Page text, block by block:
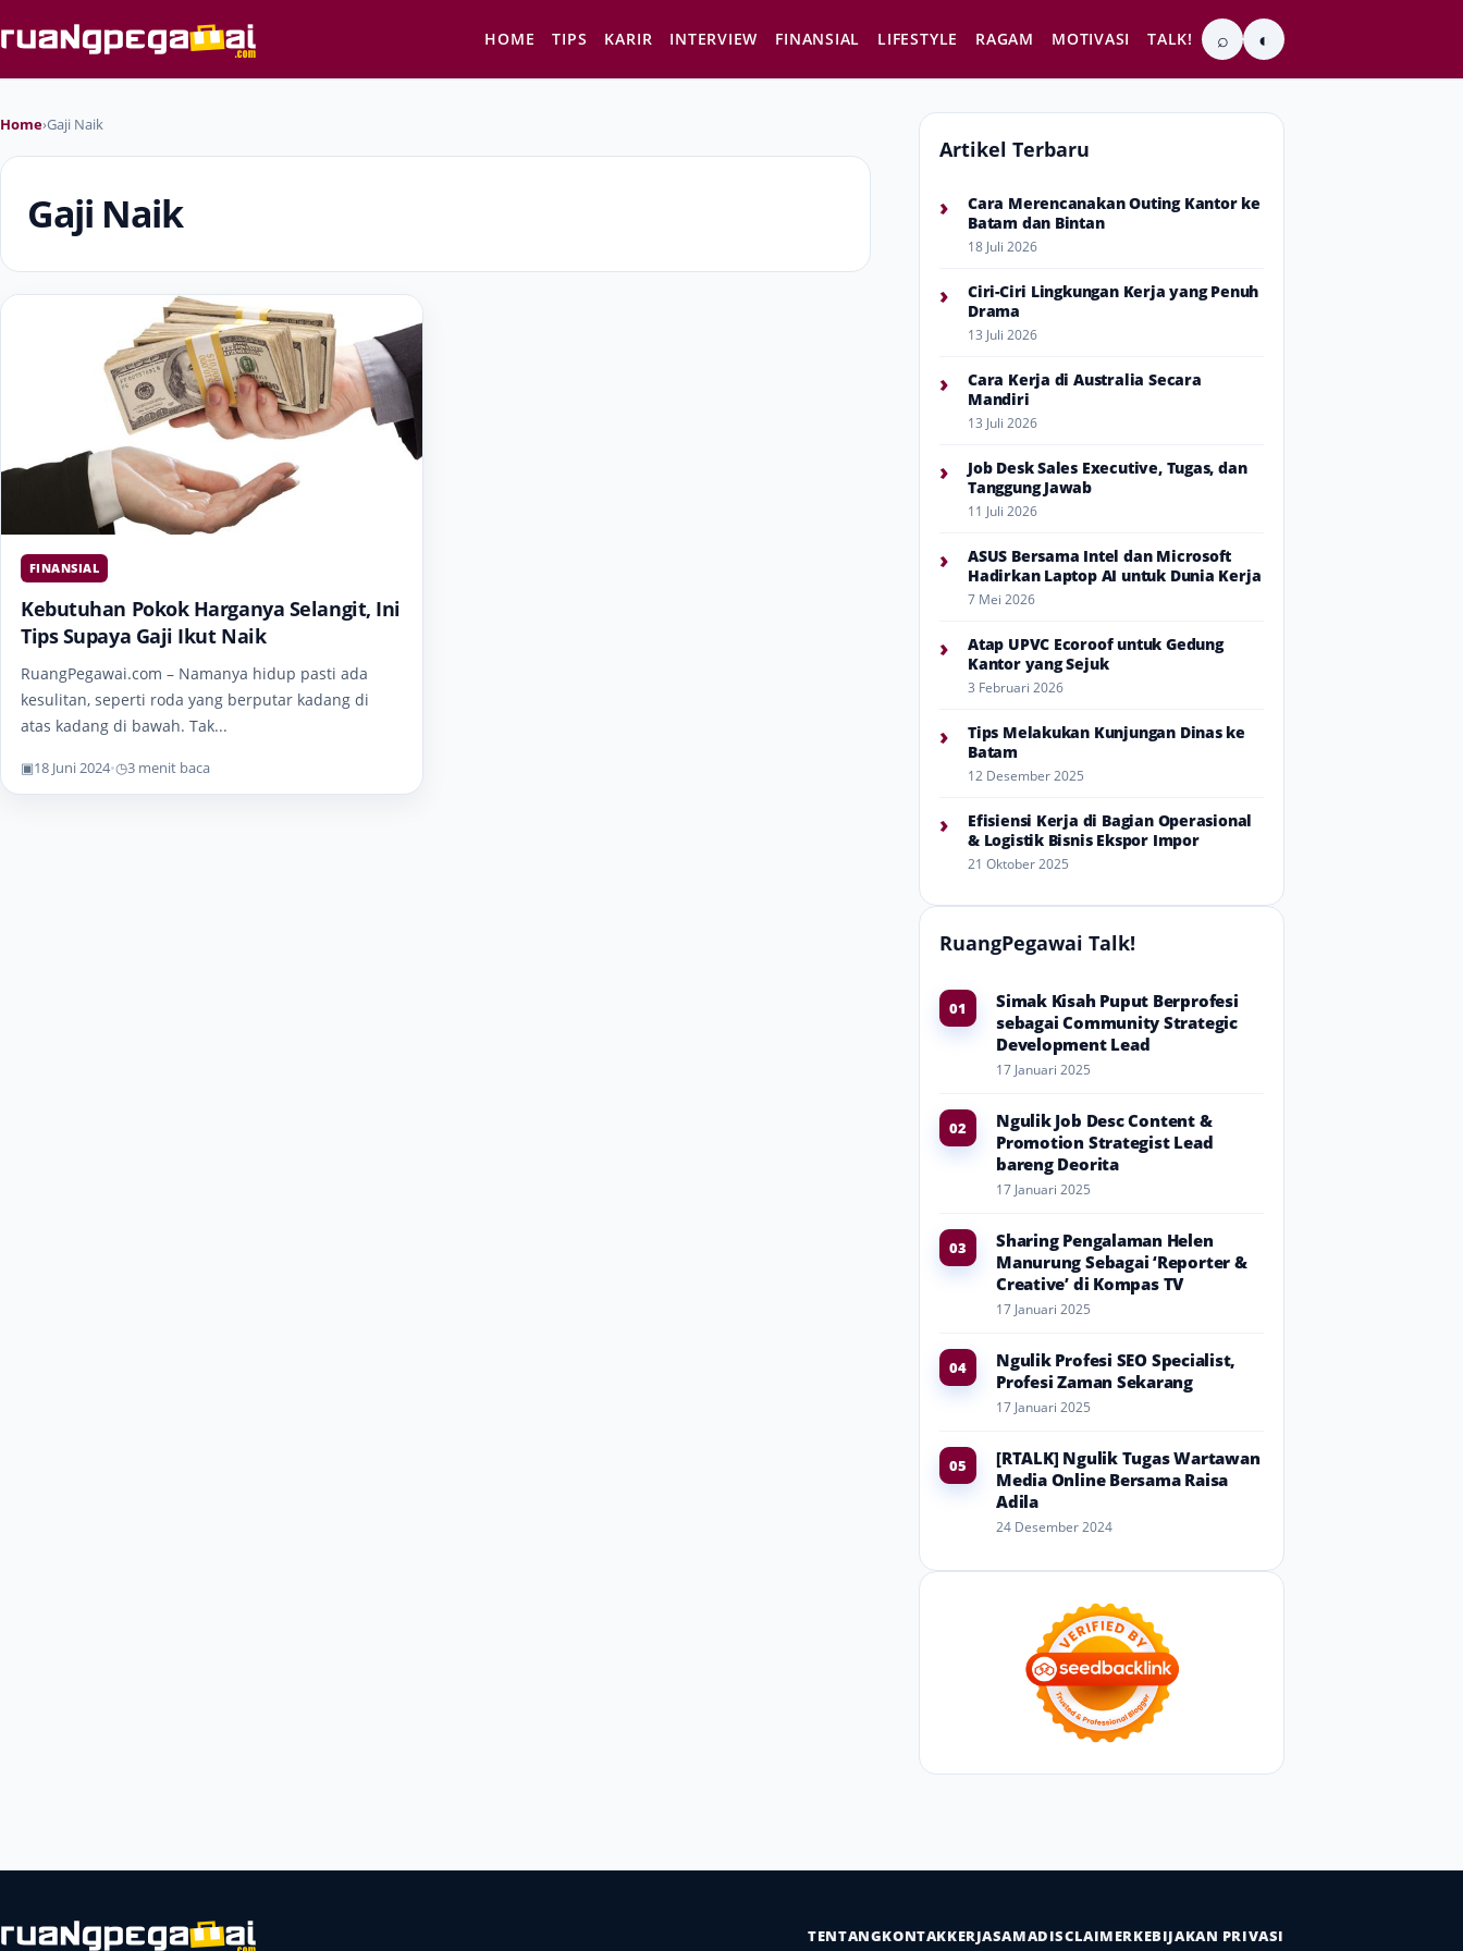
HOME TIPS KARIR INTERVIEW FINANSIAL LIFESTYLE RAGAM MOTIVASI TALK! ⌕ ◐
Home›Gaji Naik
Gaji Naik
FINANSIAL
Kebutuhan Pokok Harganya Selangit, Ini
Tips Supaya Gaji Ikut Naik
RuangPegawai.com – Namanya hidup pasti ada
kesulitan, seperti roda yang berputar kadang di
atas kadang di bawah. Tak...
▣18 Juni 2024•◷3 menit baca
Artikel Terbaru
›
Cara Merencanakan Outing Kantor ke
Batam dan Bintan
18 Juli 2026
›
Ciri-Ciri Lingkungan Kerja yang Penuh
Drama
13 Juli 2026
›
Cara Kerja di Australia Secara
Mandiri
13 Juli 2026
›
Job Desk Sales Executive, Tugas, dan
Tanggung Jawab
11 Juli 2026
›
ASUS Bersama Intel dan Microsoft
Hadirkan Laptop AI untuk Dunia Kerja
7 Mei 2026
›
Atap UPVC Ecoroof untuk Gedung
Kantor yang Sejuk
3 Februari 2026
›
Tips Melakukan Kunjungan Dinas ke
Batam
12 Desember 2025
›
Efisiensi Kerja di Bagian Operasional
& Logistik Bisnis Ekspor Impor
21 Oktober 2025
RuangPegawai Talk!
01
Simak Kisah Puput Berprofesi
sebagai Community Strategic
Development Lead
17 Januari 2025
02
Ngulik Job Desc Content &
Promotion Strategist Lead
bareng Deorita
17 Januari 2025
03
Sharing Pengalaman Helen
Manurung Sebagai ‘Reporter &
Creative’ di Kompas TV
17 Januari 2025
04
Ngulik Profesi SEO Specialist,
Profesi Zaman Sekarang
17 Januari 2025
05
[RTALK] Ngulik Tugas Wartawan
Media Online Bersama Raisa
Adila
24 Desember 2024
TENTANGKONTAKKERJASAMADISCLAIMERKEBIJAKAN PRIVASI